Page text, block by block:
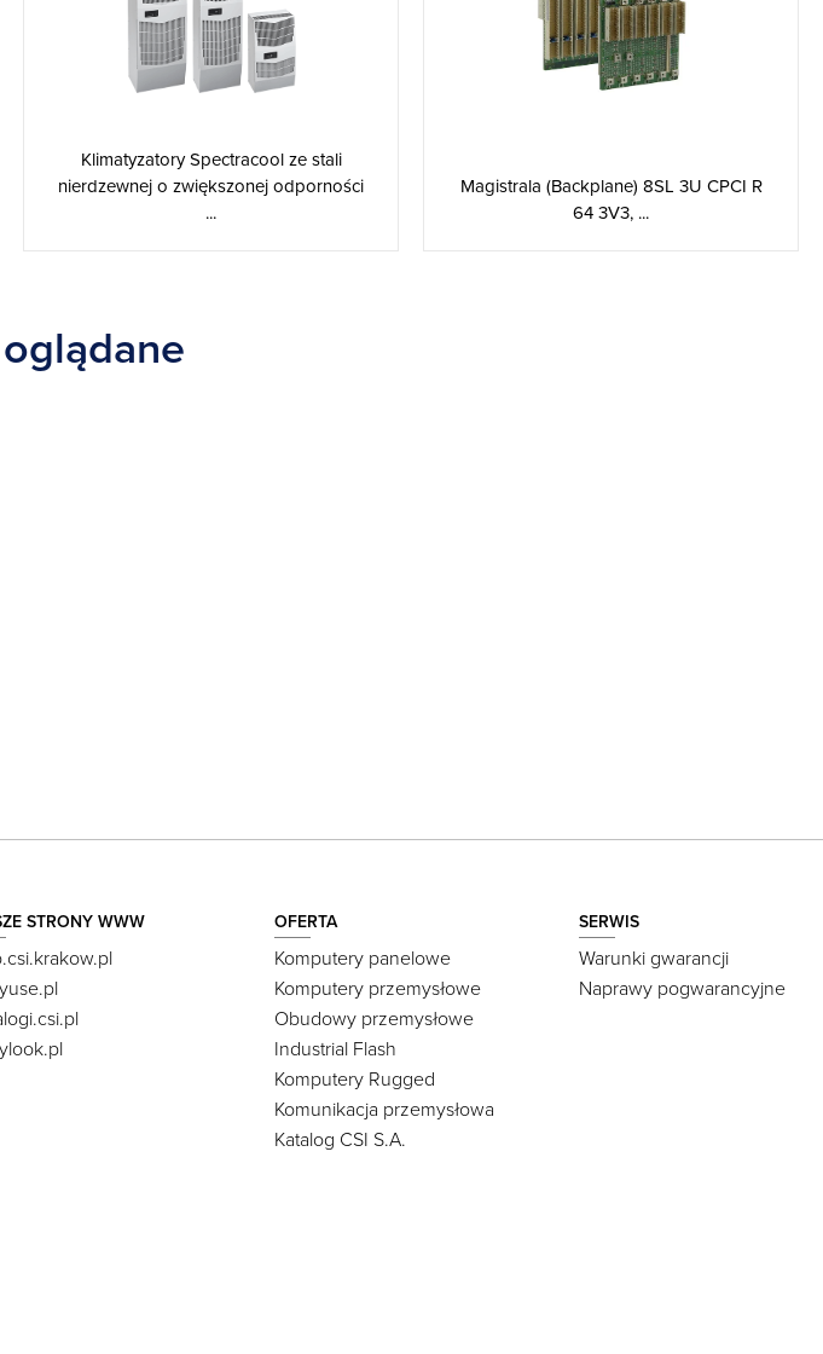
Klimatyzatory Spectracool ze stali
nierdzewnej o zwiększonej odporności
...
Magistrala (Backplane) 8SL 3U CPCI R
64 3V3, ...
oglądane
STRONY WWW OFERTA
Komputery panelowe
Komputery przemysłowe
Obudowy przemysłowe
Industrial Flash
Komputery Rugged
Komunikacja przemysłowa
Katalog CSI S.A.
SERWIS
Warunki gwarancji
Naprawy pogwarancyjne